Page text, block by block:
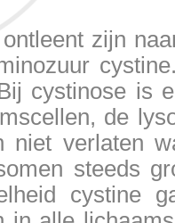
zijn
cystinose is
de
niet verlaten
steeds
cystine